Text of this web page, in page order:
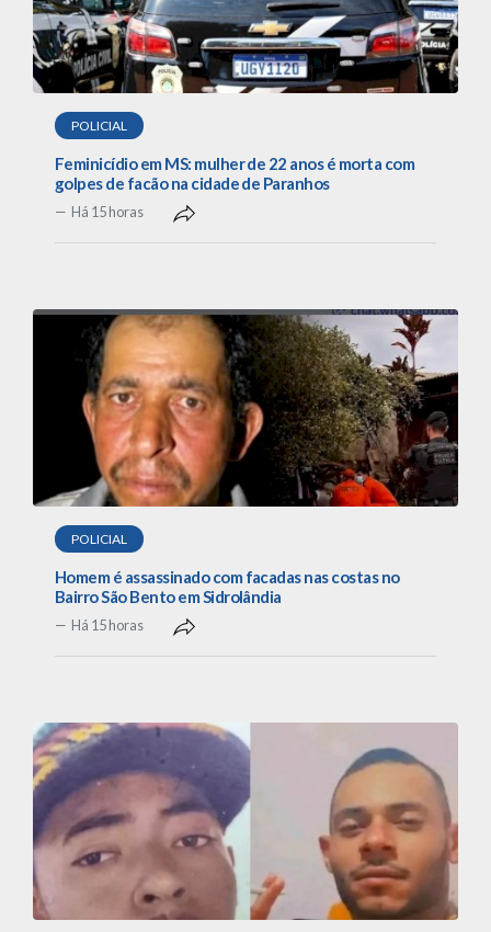
POLICIAL
Feminicídio em MS: mulher de 22 anos é morta com
golpes de facão na cidade de Paranhos
Há 15 horas
POLICIAL
Homem é assassinado com facadas nas costas no
Bairro São Bento em Sidrolândia
Há 15 horas